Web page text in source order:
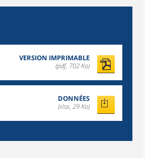
VERSION IMPRIMABLE
(pdf, 702 Ko)
DONNÉES
(xlsx, 29 Ko)